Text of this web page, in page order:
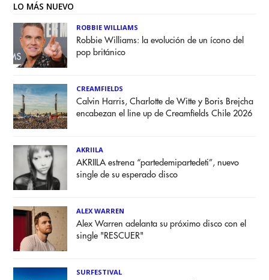
LO MÁS NUEVO
ROBBIE WILLIAMS
Robbie Williams: la evolución de un ícono del
pop británico
CREAMFIELDS
Calvin Harris, Charlotte de Witte y Boris Brejcha
encabezan el line up de Creamfields Chile 2026
AKRIILA
AKRIILA estrena “partedemipartedeti”, nuevo
single de su esperado disco
ALEX WARREN
Alex Warren adelanta su próximo disco con el
single "RESCUER"
SURFESTIVAL